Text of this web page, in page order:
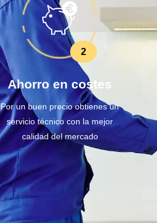
2
Ahorro en costes
Por un buen precio obtienes un
servicio técnico con la mejor
calidad del mercado